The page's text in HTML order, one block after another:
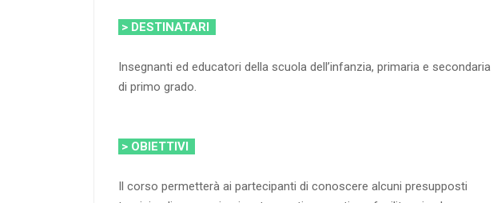
> DESTINATARI
Insegnanti ed educatori della scuola dell’infanzia, primaria e secondaria
di primo grado.
> OBIETTIVI
Il corso permetterà ai partecipanti di conoscere alcuni presupposti